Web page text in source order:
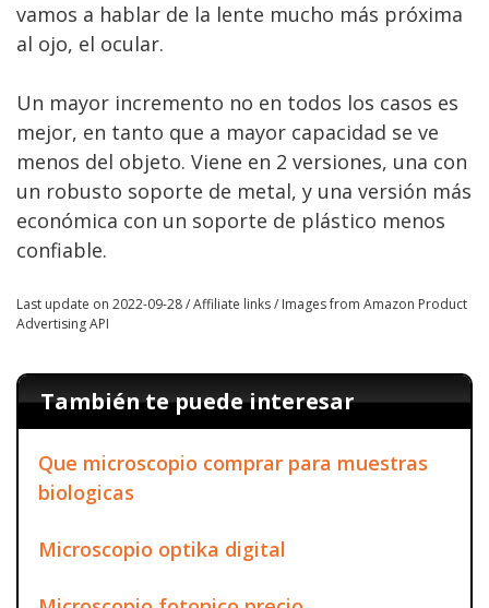
vamos a hablar de la lente mucho más próxima
al ojo, el ocular.
Un mayor incremento no en todos los casos es
mejor, en tanto que a mayor capacidad se ve
menos del objeto. Viene en 2 versiones, una con
un robusto soporte de metal, y una versión más
económica con un soporte de plástico menos
confiable.
Last update on 2022-09-28 / Affiliate links / Images from Amazon Product
Advertising API
También te puede interesar
Que microscopio comprar para muestras
biologicas
Microscopio optika digital